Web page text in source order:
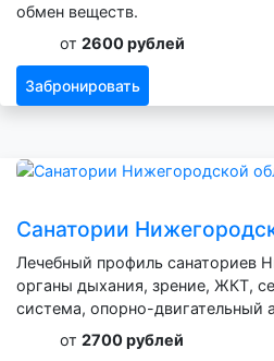
обмен веществ.
от 2600 рублей
Забронировать
Санатории
Лечебный профиль санаториев
органы дыхания, зрение, ЖКТ,
система, опорно-двигательный
от 2700 рублей